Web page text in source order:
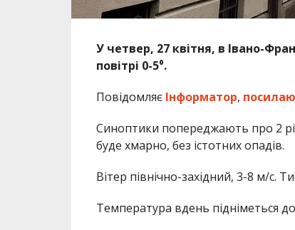
У четвер, 27 квітня, в Івано-
повітрі 0-5⁰.
Повідомляє Інформатор,
Синоптики попереджають про 2
буде хмарно, без істотних опадів.
Вітер північно-західний, 3-8 м/с.
Температура вдень підніметься